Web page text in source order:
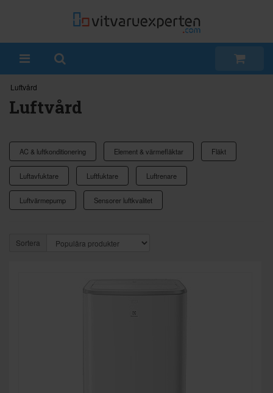
Luftvård
Luftvård
AC & luftkonditionering Element & värmefläktar Fläkt
Luftavfuktare Luftfuktare Luftrenare
Luftvärmepump Sensorer luftkvalitet
Sortera